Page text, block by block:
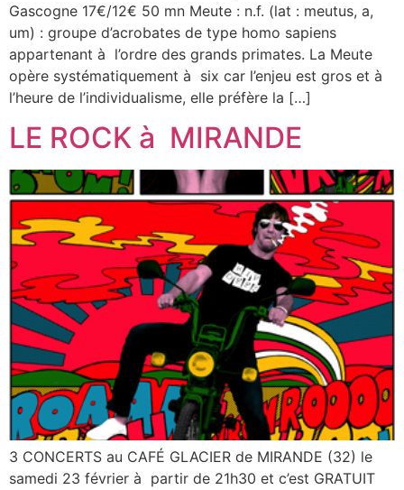
Gascogne 17€/12€ 50 mn Meute : n.f. (lat : meutus, a,
um) : groupe d’acrobates de type homo sapiens
appartenant à l’ordre des grands primates. La Meute
opère systématiquement à six car l’enjeu est gros et à
l’heure de l’individualisme, elle préfère la […]
LE ROCK à MIRANDE
3 CONCERTS au CAFÉ GLACIER de MIRANDE (32) le
samedi 23 février à partir de 21h30 et c’est GRATUIT